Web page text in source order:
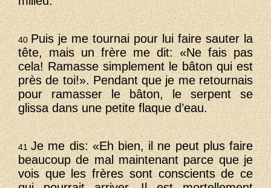
40Puis je me tournai pour lui faire sauter la
tête, mais un frère me dit: «Ne fais pas
cela! Ramasse simplement le bâton qui est
près de toi!». Pendant que je me retournais
pour ramasser le bâton, le serpent se
glissa dans une petite flaque d’eau.
41Je me dis: «Eh bien, il ne peut plus faire
beaucoup de mal maintenant parce que je
vois que les frères sont conscients de ce